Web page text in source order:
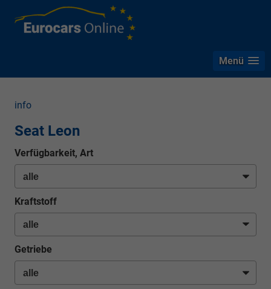
Menü
info
Seat Leon
Verfügbarkeit, Art
Kraftstoff
Getriebe